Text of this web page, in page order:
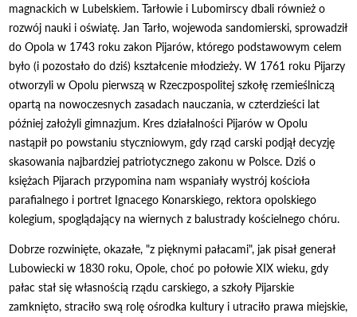
magnackich w Lubelskiem. Tarłowie i Lubomirscy dbali również o
rozwój nauki i oświatę. Jan Tarło, wojewoda sandomierski, sprowadził
do Opola w 1743 roku zakon Pijarów, którego podstawowym celem
było (i pozostało do dziś) kształcenie młodzieży. W 1761 roku Pijarzy
otworzyli w Opolu pierwszą w Rzeczpospolitej szkołę rzemieślniczą
opartą na nowoczesnych zasadach nauczania, w czterdzieści lat
później założyli gimnazjum. Kres działalności Pijarów w Opolu
nastąpił po powstaniu styczniowym, gdy rząd carski podjął decyzję
skasowania najbardziej patriotycznego zakonu w Polsce. Dziś o
księżach Pijarach przypomina nam wspaniały wystrój kościoła
parafialnego i portret Ignacego Konarskiego, rektora opolskiego
kolegium, spoglądający na wiernych z balustrady kościelnego chóru.
Dobrze rozwinięte, okazałe, "z pięknymi pałacami", jak pisał generał
Lubowiecki w 1830 roku, Opole, choć po połowie XIX wieku, gdy
pałac stał się własnością rządu carskiego, a szkoły Pijarskie
zamknięto, straciło swą rolę ośrodka kultury i utraciło prawa miejskie,